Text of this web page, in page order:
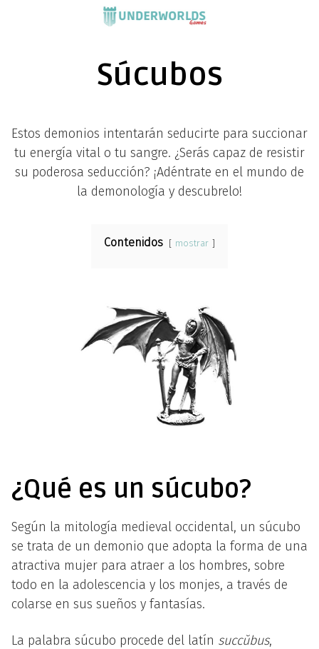
Súcubos
Estos demonios intentarán seducirte para succionar
tu energía vital o tu sangre. ¿Serás capaz de resistir
su poderosa seducción? ¡Adéntrate en el mundo de
la demonología y descubrelo!
Contenidos mostrar
¿Qué es un súcubo?
Según la mitología medieval occidental, un súcubo
se trata de un demonio que adopta la forma de una
atractiva mujer para atraer a los hombres, sobre
todo en la adolescencia y los monjes, a través de
colarse en sus sueños y fantasías.
La palabra súcubo procede del latín succŭbus,